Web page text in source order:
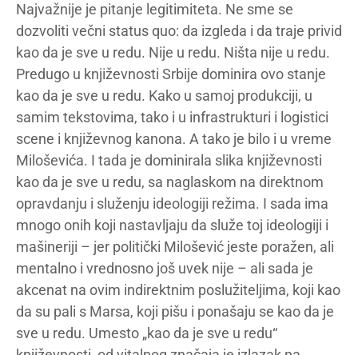
Najvažnije je pitanje legitimiteta. Ne sme se
dozvoliti večni status quo: da izgleda i da traje privid
kao da je sve u redu. Nije u redu. Ništa nije u redu.
Predugo u književnosti Srbije dominira ovo stanje
kao da je sve u redu. Kako u samoj produkciji, u
samim tekstovima, tako i u infrastrukturi i logistici
scene i književnog kanona. A tako je bilo i u vreme
Miloševića. I tada je dominirala slika književnosti
kao da je sve u redu, sa naglaskom na direktnom
opravdanju i služenju ideologiji režima. I sada ima
mnogo onih koji nastavljaju da služe toj ideologiji i
mašineriji – jer politički Milošević jeste poražen, ali
mentalno i vrednosno još uvek nije – ali sada je
akcenat na ovim indirektnim poslužiteljima, koji kao
da su pali s Marsa, koji pišu i ponašaju se kao da je
sve u redu. Umesto „kao da je sve u redu“